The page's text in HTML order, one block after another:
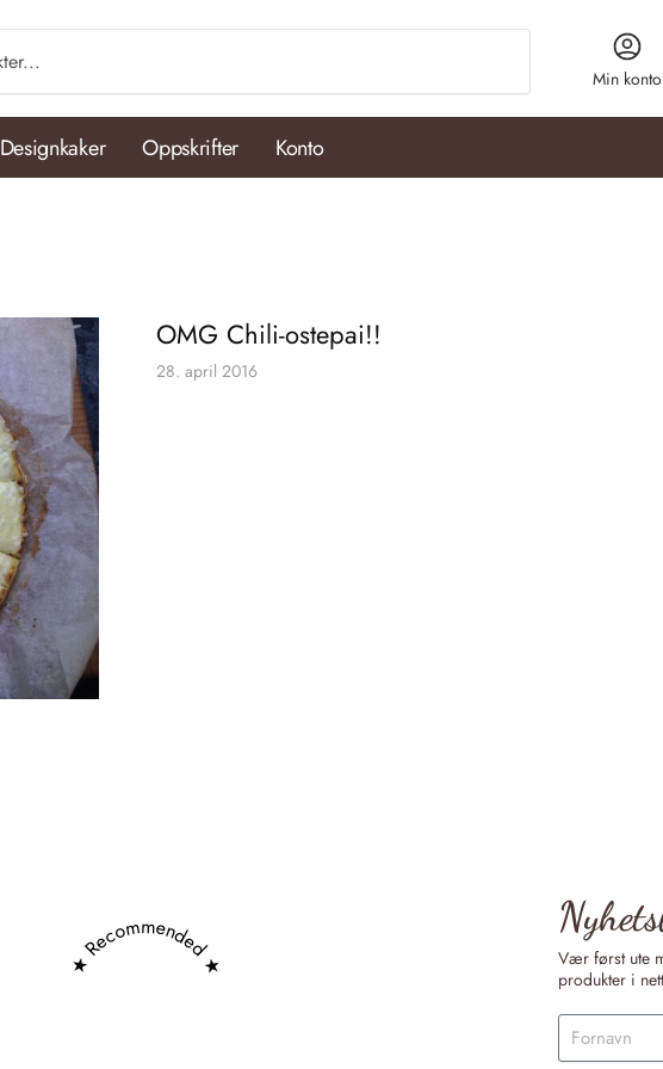
Min konto
Designkaker Oppskrifter Konto
OMG Chili-ostepai!!
28. april 2016
★ Recommended ★
Vær først ute
produkter i